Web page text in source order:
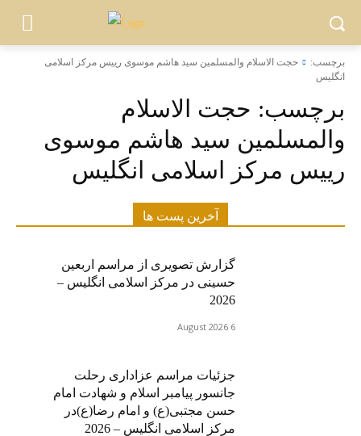
برچسب:
حجت الاسلام والمسلمين سید هاشم موسوی رییس مرکز اسلامی
انگلیس
برچسب: حجت الاسلام
والمسلمين سید هاشم موسوی
رییس مرکز اسلامی انگلیس
آخرین پست ها
گزارش تصویری از مراسم اربعین
حسینی در مرکز اسلامی انگلیس –
2026
6 August 2026
جزئیات مراسم عزاداری رحلت
جانسور پیامبر اسلام و شهادت امام
حسن مجتبی(ع) و امام رضا(ع)در
مرکز اسلامی انگلیس – 2026